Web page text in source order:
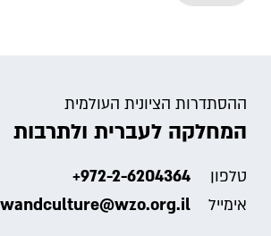
ההסתדרות הציונית העולמית
המחלקה לעברית ולתרבות
טלפון +972-2-6204364
אימייל